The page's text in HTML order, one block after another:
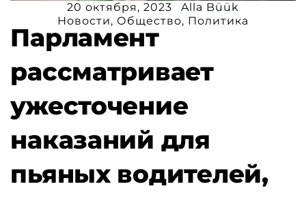
20 октября, 2023
Alla Büük
Новости, Общество, Политика
Парламент
рассматривает
ужесточение
наказаний для
пьяных водителей,